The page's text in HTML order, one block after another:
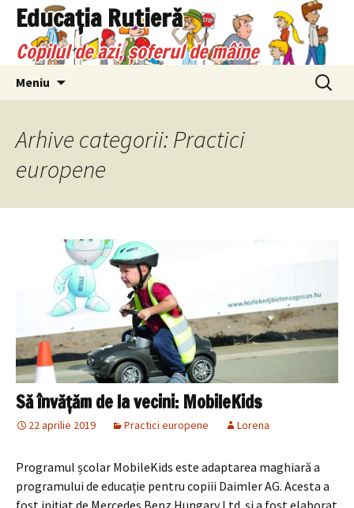
Sari
conținut
Educaţia Rutieră
Copilul de azi, şoferul de mâine
Meniu
Caută
după:
Arhive categorii: Practici
europene
Să învățăm de la vecini: MobileKids
22 aprilie 2019 Practici europene Lorena
Programul școlar MobileKids este adaptarea maghiară a
programului de educație pentru copiii Daimler AG. Acesta a